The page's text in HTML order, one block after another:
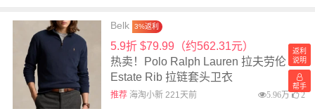
Belk 3%返利
5.9折 $79.99（约562.31元）
热卖！Polo Ralph Lauren 拉夫劳伦
Estate Rib 拉链套头卫衣
推荐海淘小新 221天前 5.96万 2
返利
说明
帮手